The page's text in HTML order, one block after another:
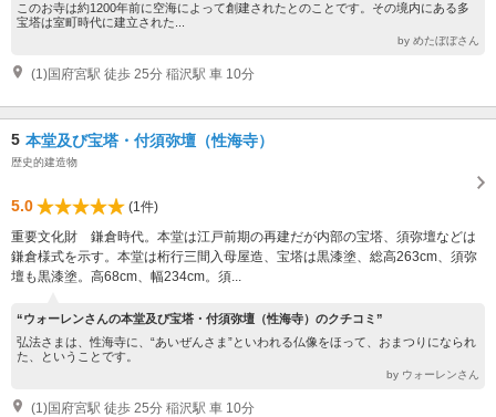
このお寺は約1200年前に空海によって創建されたとのことです。その境内にある多
宝塔は室町時代に建立された...
by めたぼぼさん
(1)国府宮駅 徒歩 25分 稲沢駅 車 10分
5 本堂及び宝塔・付須弥壇（性海寺）
歴史的建造物
5.0
(1件)
重要文化財 鎌倉時代。本堂は江戸前期の再建だが内部の宝塔、須弥壇などは
鎌倉様式を示す。本堂は桁行三間入母屋造、宝塔は黒漆塗、総高263cm、須弥
壇も黒漆塗。高68cm、幅234cm。須...
“ウォーレンさんの本堂及び宝塔・付須弥壇（性海寺）のクチコミ”
弘法さまは、性海寺に、“あいぜんさま”といわれる仏像をほって、おまつりになられ
た、ということです。
by ウォーレンさん
(1)国府宮駅 徒歩 25分 稲沢駅 車 10分